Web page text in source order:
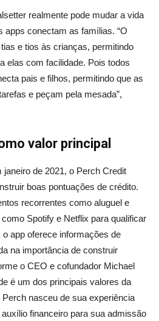
realmente pode mudar a vida
apps conectam as famílias. “O
e tios às crianças, permitindo
elas com facilidade. Pois todos
pais e filhos, permitindo que as
e peçam pela mesada”,
valor principal
janeiro de 2021, o Perch Credit
boas pontuações de crédito.
recorrentes como aluguel e
Spotify e Netflix para qualificar
app oferece informações de
na importância de construir
o CEO e cofundador Michael
é um dos principais valores da
nasceu de sua experiência
financeiro para sua admissão